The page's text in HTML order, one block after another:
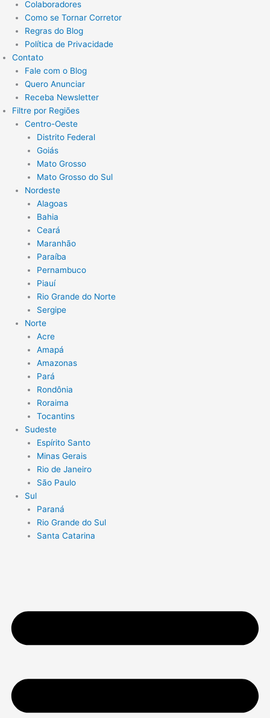
Colaboradores
Como se Tornar Corretor
Regras do Blog
Política de Privacidade
Contato
Fale com o Blog
Quero Anunciar
Receba Newsletter
Filtre por Regiões
Centro-Oeste
Distrito Federal
Goiás
Mato Grosso
Mato Grosso do Sul
Nordeste
Alagoas
Bahia
Ceará
Maranhão
Paraíba
Pernambuco
Piauí
Rio Grande do Norte
Sergipe
Norte
Acre
Amapá
Amazonas
Pará
Rondônia
Roraima
Tocantins
Sudeste
Espírito Santo
Minas Gerais
Rio de Janeiro
São Paulo
Sul
Paraná
Rio Grande do Sul
Santa Catarina